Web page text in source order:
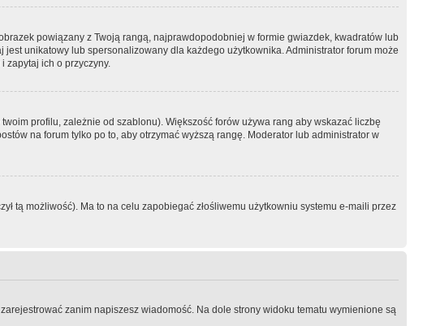
powiązany z Twoją rangą, najprawdopodobniej w formie gwiazdek, kwadratów lub
unikatowy lub spersonalizowany dla każdego użytkownika. Administrator forum może
zapytaj ich o przyczyny.
profilu, zależnie od szablonu). Większość forów używa rang aby wskazać liczbę
na forum tylko po to, aby otrzymać wyższą rangę. Moderator lub administrator w
tą możliwość). Ma to na celu zapobiegać złośliwemu użytkowniu systemu e-maili przez
zanim napiszesz wiadomość. Na dole strony widoku tematu wymienione są